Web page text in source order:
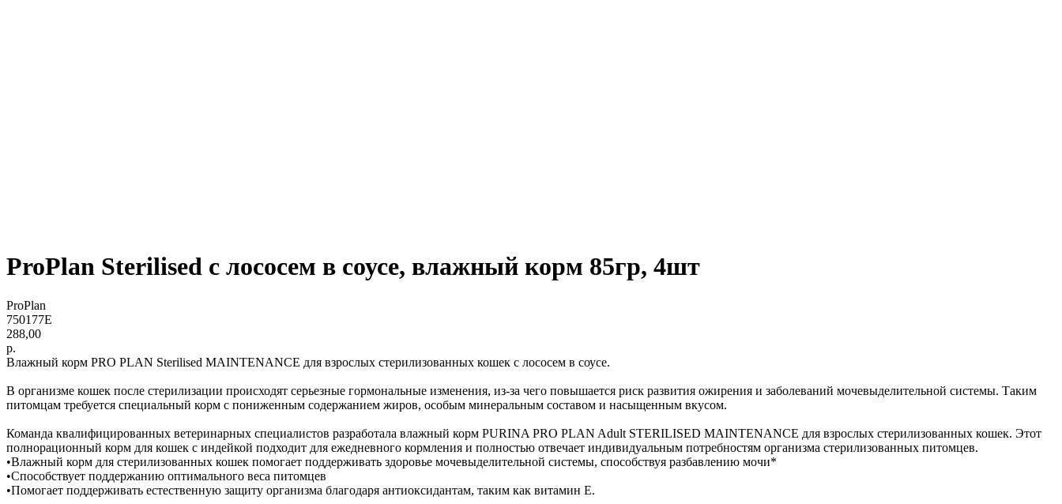
ProPlan Sterilised с лососем в соусе, влажный корм 85гр, 4шт
ProPlan
750177E
288,00
р.
Влажный корм PRO PLAN Sterilised MAINTENANCE для взрослых стерилизованных кошек с лососем в соусе.
В организме кошек после стерилизации происходят серьезные гормональные изменения, из-за чего повышается риск развития ожирения и заболеваний мочевыделительной системы. Таким
питомцам требуется специальный корм с пониженным содержанием жиров, особым минеральным составом и насыщенным вкусом.
Команда квалифицированных ветеринарных специалистов разработала влажный корм PURINA PRO PLAN Adult STERILISED MAINTENANCE для взрослых стерилизованных кошек. Этот
полнорационный корм для кошек с индейкой подходит для ежедневного кормления и полностью отвечает индивидуальным потребностям организма стерилизованных питомцев.
•Влажный корм для стерилизованных кошек помогает поддерживать здоровье мочевыделительной системы, способствуя разбавлению мочи*
•Способствует поддержанию оптимального веса питомцев
•Помогает поддерживать естественную защиту организма благодаря антиоксидантам, таким как витамин Е.